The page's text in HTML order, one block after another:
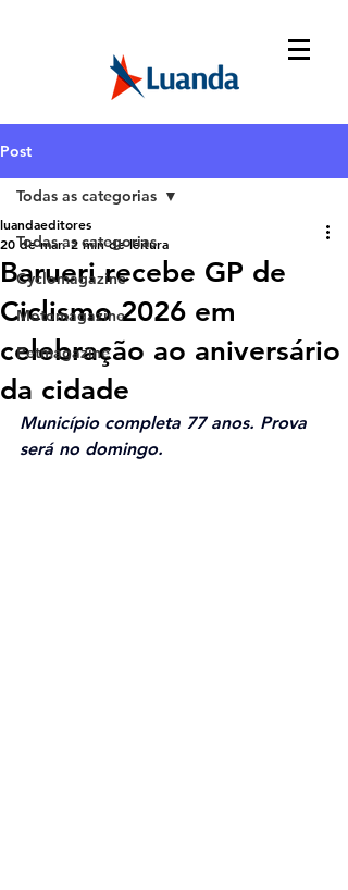
Post
Todas as categorias
Cyclomagazine
Motomagazine
Petmagazine
Todas as categorias
Barueri recebe GP de
Ciclismo 2026 em
celebração ao aniversário
da cidade
luandaeditores
20 de mar. 2 min de leitura
Município completa 77 anos. Prova
será no domingo.